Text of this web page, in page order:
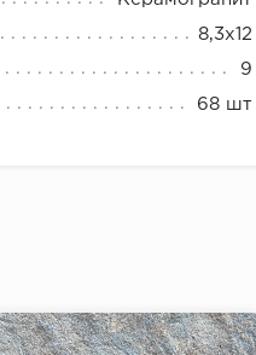
8,3x12
9
68 шт
за 2 минуты прямо в
на встрече с